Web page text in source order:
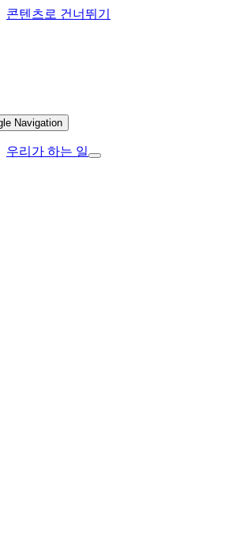
콘텐츠로 건너뛰기
Navigation
우리가 하는 일